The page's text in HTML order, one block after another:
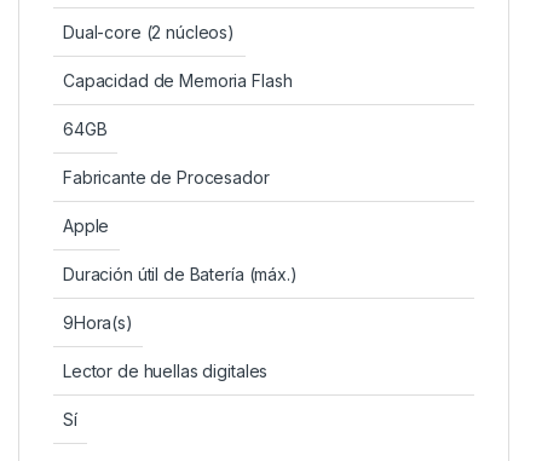
Dual-core (2 núcleos)
Capacidad de Memoria Flash
64GB
Fabricante de Procesador
Apple
Duración útil de Batería (máx.)
9Hora(s)
Lector de huellas digitales
Sí